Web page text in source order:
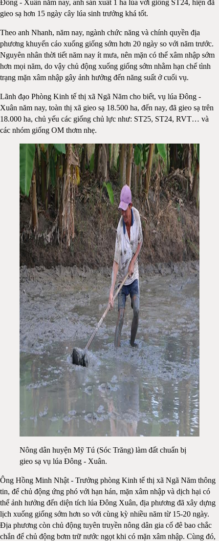
Đông - Xuân năm nay, anh sản xuất 1 ha lúa với giống ST24, hiện đã
gieo sạ hơn 15 ngày cây lúa sinh trưởng khá tốt.
Theo anh Nhanh, năm nay, ngành chức năng và chính quyền địa
phương khuyến cáo xuống giống sớm hơn 20 ngày so với năm trước.
Nguyên nhân thời tiết năm nay ít mưa, nên mặn có thể xâm nhập sớm
hơn mọi năm, do vậy chủ động xuống giống sớm nhằm hạn chế tình
trạng mặn xâm nhập gây ảnh hưởng đến năng suất ở cuối vụ.
Lãnh đạo Phòng Kinh tế thị xã Ngã Năm cho biết, vụ lúa Đông -
Xuân năm nay, toàn thị xã gieo sạ 18.500 ha, đến nay, đã gieo sạ trên
18.000 ha, chủ yếu các giống chủ lực như: ST25, ST24, RVT… và
các nhóm giống OM thơm nhẹ.
Nông dân huyện Mỹ Tú (Sóc Trăng) làm đất chuẩn bị
gieo sạ vụ lúa Đông - Xuân.
Ông Hồng Minh Nhật - Trưởng phòng Kinh tế thị xã Ngã Năm thông
tin, để chủ động ứng phó với hạn hán, mặn xâm nhập và dịch hại có
thể ảnh hưởng đến diện tích lúa Đông Xuân, địa phương đã xây dựng
lịch xuống giống sớm hơn so với cùng kỳ nhiều năm từ 15-20 ngày.
Địa phương còn chủ động tuyên truyền nông dân gia cố đê bao chắc
chắn để chủ động bơm trữ nước ngọt khi có mặn xâm nhập. Cùng đó,